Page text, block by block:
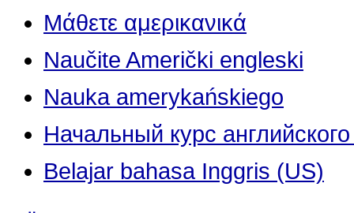
Μάθετε αμερικανικά
Naučite Američki engleski
Nauka amerykańskiego
Начальный курс
Belajar bahasa Inggris (US)